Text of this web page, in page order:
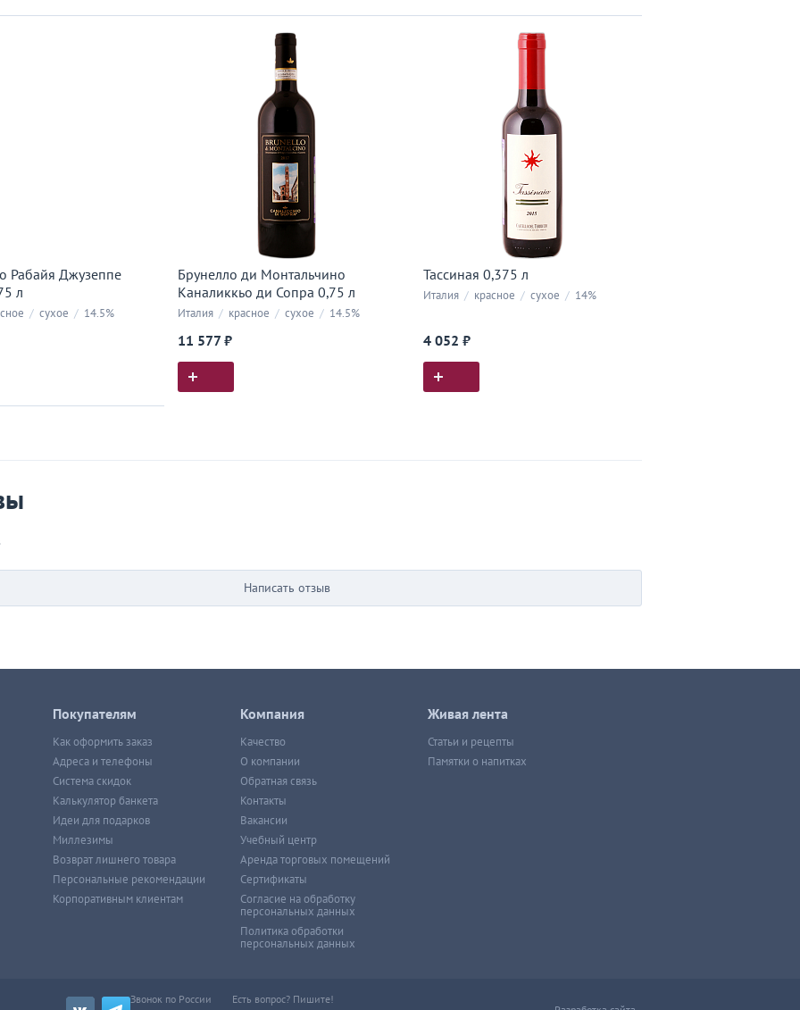
Рабайя Джузеппе
л
/ сухое / 14.5%
Брунелло ди Монтальчино
Каналиккьо ди Сопра 0,75 л
Италия / красное / сухое / 14.5%
11 577 ₽
Тассиная 0,375 л
Италия / красное / сухое / 14%
4 052 ₽
Написать отзыв
Покупателям
Как оформить заказ
Адреса и телефоны
Система скидок
Калькулятор банкета
Идеи для подарков
Миллезимы
Возврат лишнего товара
Персональные рекомендации
Корпоративным клиентам
Компания
Качество
О компании
Обратная связь
Контакты
Вакансии
Учебный центр
Аренда торговых помещений
Сертификаты
Согласие на обработку
персональных данных
Политика обработки
персональных данных
Живая лента
Статьи и рецепты
Памятки о напитках
Звонок по России Есть вопрос? Пишите!